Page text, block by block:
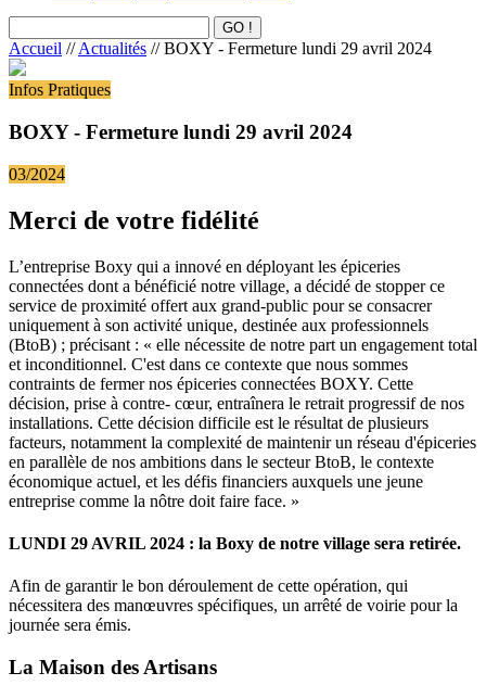
Accueil //Actualités // BOXY - Fermeture lundi 29 avril 2024
Infos Pratiques
BOXY - Fermeture lundi 29 avril 2024
03/2024
Merci de votre fidélité
L’entreprise Boxy qui a innové en déployant les épiceries
connectées dont a bénéficié notre village, a décidé de stopper ce
service de proximité offert aux grand-public pour se consacrer
uniquement à son activité unique, destinée aux professionnels
(BtoB) ; précisant : « elle nécessite de notre part un engagement total
et inconditionnel. C'est dans ce contexte que nous sommes
contraints de fermer nos épiceries connectées BOXY. Cette
décision, prise à contre- cœur, entraînera le retrait progressif de nos
installations. Cette décision difficile est le résultat de plusieurs
facteurs, notamment la complexité de maintenir un réseau d'épiceries
en parallèle de nos ambitions dans le secteur BtoB, le contexte
économique actuel, et les défis financiers auxquels une jeune
entreprise comme la nôtre doit faire face. »
LUNDI 29 AVRIL 2024 : la Boxy de notre village sera retirée.
Afin de garantir le bon déroulement de cette opération, qui
nécessitera des manœuvres spécifiques, un arrêté de voirie pour la
journée sera émis.
La Maison des Artisans